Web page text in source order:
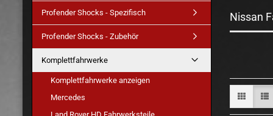
Nissan
Profender Shocks - Spezifisch
Profender Shocks - Zubehör
Komplettfahrwerke
Komplettfahrwerke anzeigen
Mercedes